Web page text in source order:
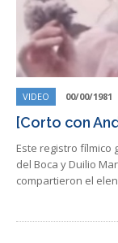
VIDEO 00/00/1981
[Corto con
Este registro
del Boca y Duilio
compartieron el